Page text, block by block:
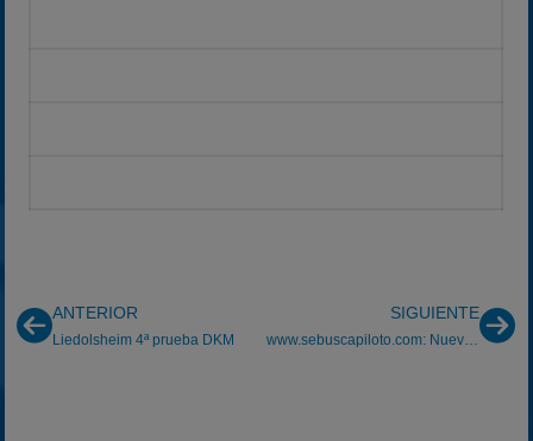
ANTERIOR
Liedolsheim 4ª prueba DKM
SIGUIENTE
www.sebuscapiloto.com: Nuevos colaboradores